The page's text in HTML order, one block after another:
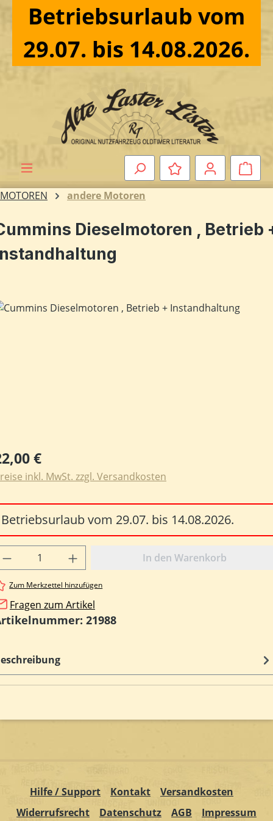
Zum Hauptinhalt springen
Betriebsurlaub vom
29.07. bis 14.08.2026.
MOTOREN andere Motoren
Dieselmotoren , Betrieb
überspringen
Preis:
€
inkl. MwSt. zzgl. Versandkosten
Betriebsurlaub vom 29.07. bis 14.08.2026.
Anzahl: Gib den gewünschten
In den Warenkorb
Zum Merkzettel hinzufügen
Fragen zum Artikel
21988
Hilfe / Support Kontakt
Versandkosten
Widerrufsrecht
Datenschutz AGB Impressum